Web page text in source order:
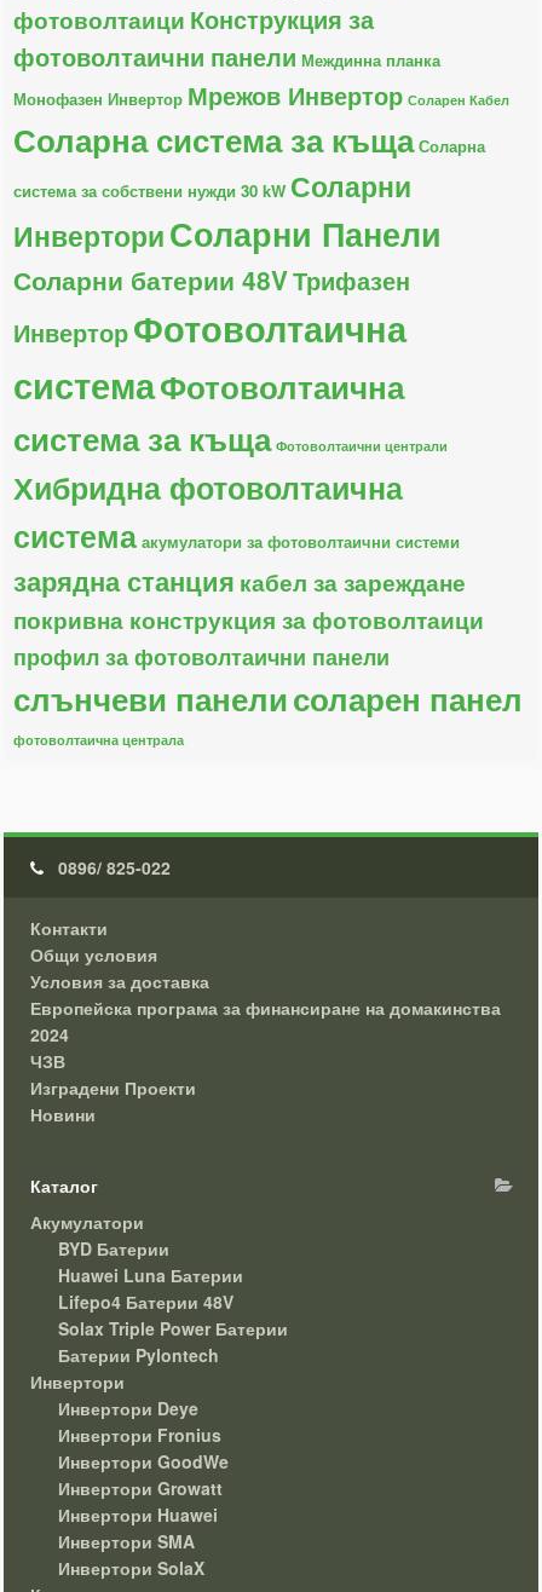
фотоволтаици Конструкция за
фотоволтаични панели Междинна планка
Монофазен Инвертор Мрежов Инвертор Соларен Кабел
Соларна система за къща Соларна
система за собствени нужди 30 kW Соларни
ИнверториСоларни Панели
Соларни батерии 48VТрифазен
ИнверторФотоволтаична
системаФотоволтаична
система за къща Фотоволтаични централи
Хибридна фотоволтаична
система акумулатори за фотоволтаични системи
зарядна станция кабел за зареждане
покривна конструкция за фотоволтаици
профил за фотоволтаични панели
слънчеви панелисоларен панел
фотоволтаична централа
0896/ 825-022
Контакти
Общи условия
Условия за доставка
Европейска програма за финансиране на домакинства
2024
ЧЗВ
Изградени Проекти
Новини
Каталог
Акумулатори
BYD Батерии
Huawei Luna Батерии
Lifepo4 Батерии 48V
Solax Triple Power Батерии
Батерии Pylontech
Инвертори
Инвертори Deye
Инвертори Fronius
Инвертори GoodWe
Инвертори Growatt
Инвертори Huawei
Инвертори SMA
Инвертори SolaX